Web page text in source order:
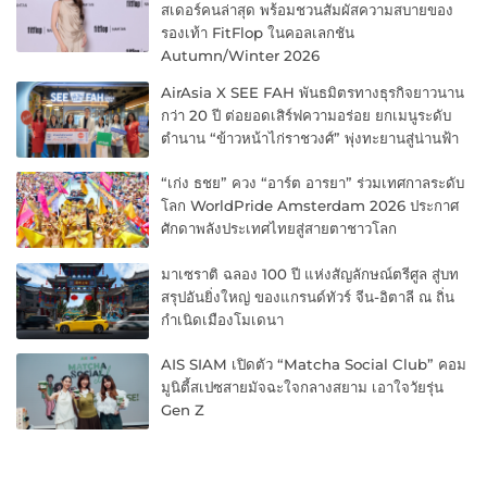
สเดอร์คนล่าสุด พร้อมชวนสัมผัสความสบายของ
รองเท้า FitFlop ในคอลเลกชัน
Autumn/Winter 2026
AirAsia X SEE FAH พันธมิตรทางธุรกิจยาวนาน
กว่า 20 ปี ต่อยอดเสิร์ฟความอร่อย ยกเมนูระดับ
ตำนาน “ข้าวหน้าไก่ราชวงศ์” พุ่งทะยานสู่น่านฟ้า
“เก่ง ธชย” ควง “อาร์ต อารยา” ร่วมเทศกาลระดับ
โลก WorldPride Amsterdam 2026 ประกาศ
ศักดาพลังประเทศไทยสู่สายตาชาวโลก
มาเซราติ ฉลอง 100 ปี แห่งสัญลักษณ์ตรีศูล สู่บท
สรุปอันยิ่งใหญ่ ของแกรนด์ทัวร์ จีน-อิตาลี ณ ถิ่น
กำเนิดเมืองโมเดนา
AIS SIAM เปิดตัว “Matcha Social Club” คอม
มูนิตี้สเปซสายมัจฉะใจกลางสยาม เอาใจวัยรุ่น
Gen Z